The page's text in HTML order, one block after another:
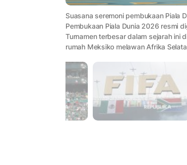
Suasana seremoni pembukaan Piala
Pembukaan Piala Dunia 2026 resmi
Turnamen terbesar dalam sejarah ini
rumah Meksiko melawan Afrika